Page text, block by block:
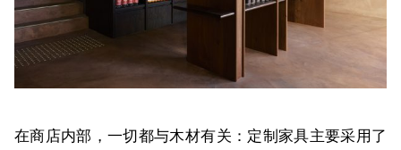
在商店内部，一切都与木材有关：定制家具主要采用了